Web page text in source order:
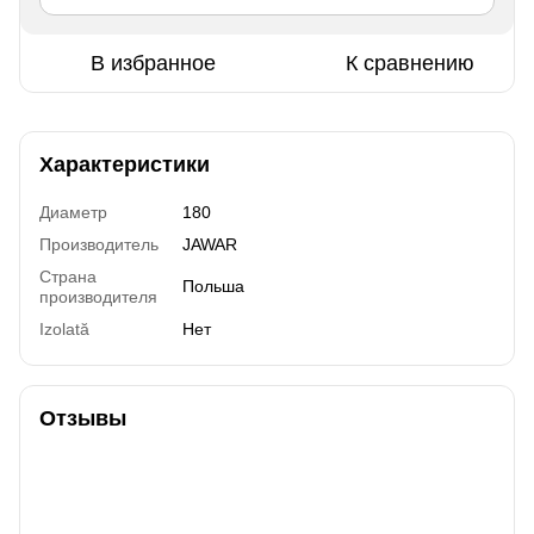
В избранное К сравнению
Характеристики
Диаметр
180
Производитель
JAWAR
Страна
производителя
Польша
Izolată Нет
Отзывы